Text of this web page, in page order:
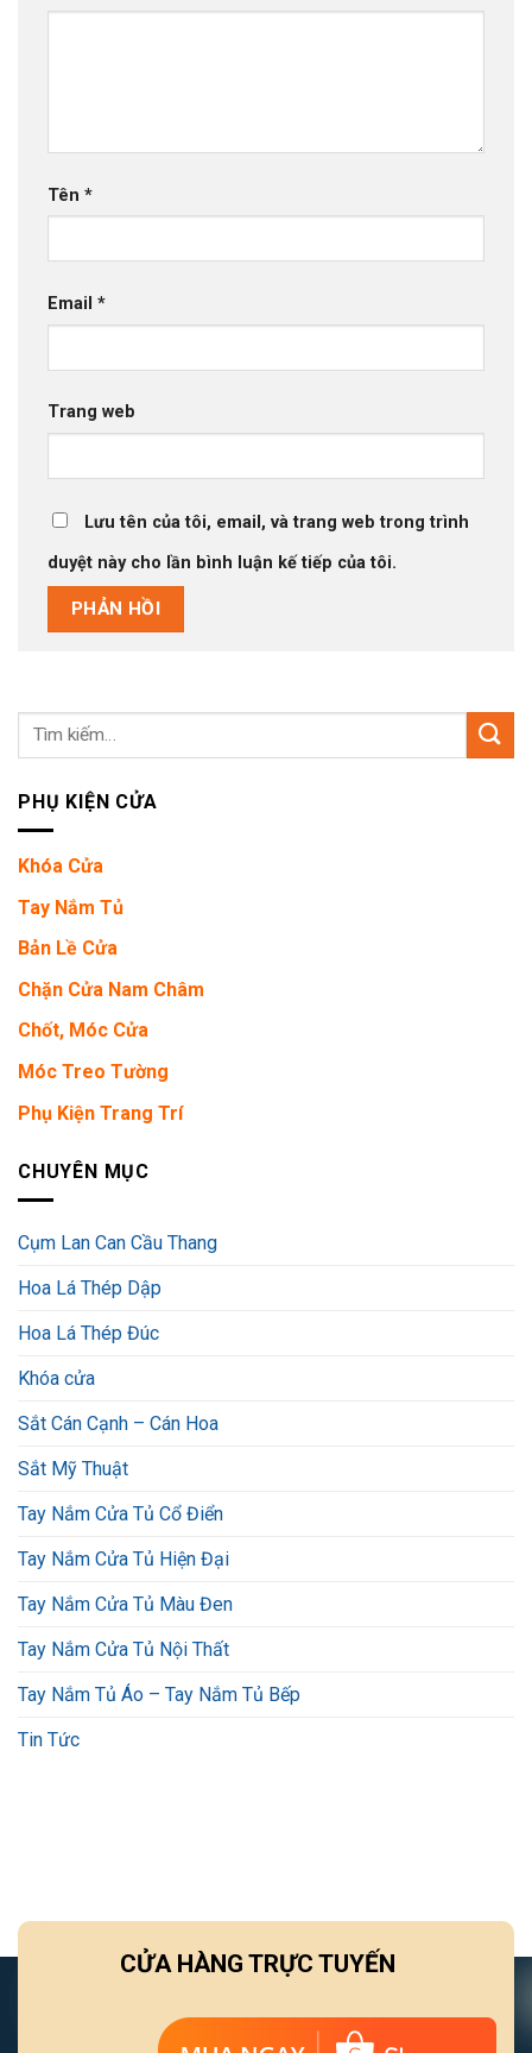
Tên *
Email *
Trang web
Lưu tên của tôi, email, và trang web trong trình
duyệt này cho lần bình luận kế tiếp của tôi.
Tìm
PHỤ KIỆN CỬA
Khóa Cửa
Tay Nắm Tủ
Bản Lề Cửa
Chặn Cửa Nam Châm
Chốt, Móc Cửa
Móc Treo Tường
Phụ Kiện Trang Trí
CHUYÊN MỤC
Cụm Lan Can Cầu Thang
Hoa Lá Thép Dập
Hoa Lá Thép Đúc
Khóa cửa
Sắt Cán Cạnh – Cán Hoa
Sắt Mỹ Thuật
Tay Nắm Cửa Tủ Cổ Điển
Tay Nắm Cửa Tủ Hiện Đại
Tay Nắm Cửa Tủ Màu Đen
Tay Nắm Cửa Tủ Nội Thất
Tay Nắm Tủ Áo – Tay Nắm Tủ Bếp
Tin Tức
CỬA HÀNG TRỰC TUYẾN